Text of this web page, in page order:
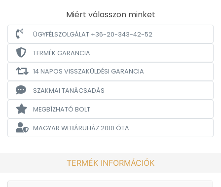
Miért válasszon minket
ÜGYFÉLSZOLGÁLAT +36-20-343-42-52
TERMÉK GARANCIA
14 NAPOS VISSZAKÜLDÉSI GARANCIA
SZAKMAI TANÁCSADÁS
MEGBÍZHATÓ BOLT
MAGYAR WEBÁRUHÁZ2010 ÓTA
TERMÉK INFORMÁCIÓK